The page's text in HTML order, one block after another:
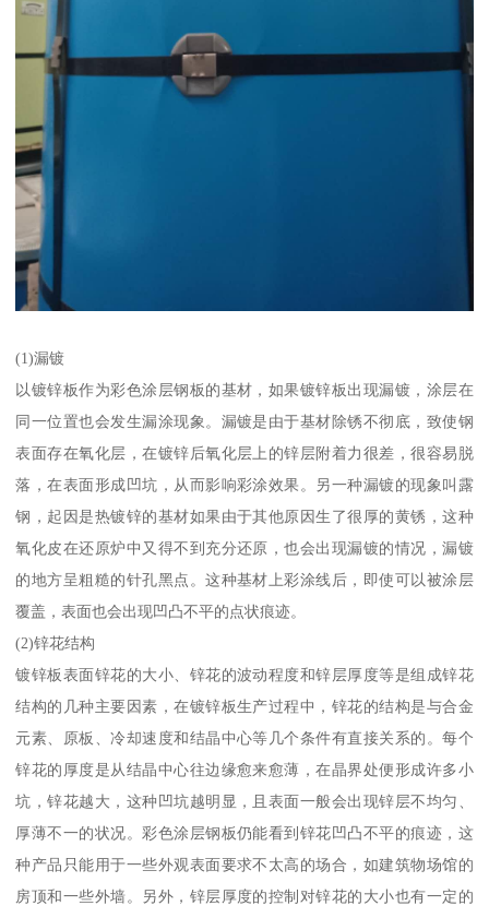
(1)漏镀
以镀锌板作为彩色涂层钢板的基材，如果镀锌板出现漏镀，涂层在
同一位置也会发生漏涂现象。漏镀是由于基材除锈不彻底，致使钢
表面存在氧化层，在镀锌后氧化层上的锌层附着力很差，很容易脱
落，在表面形成凹坑，从而影响彩涂效果。另一种漏镀的现象叫露
钢，起因是热镀锌的基材如果由于其他原因生了很厚的黄锈，这种
氧化皮在还原炉中又得不到充分还原，也会出现漏镀的情况，漏镀
的地方呈粗糙的针孔黑点。这种基材上彩涂线后，即使可以被涂层
覆盖，表面也会出现凹凸不平的点状痕迹。
(2)锌花结构
镀锌板表面锌花的大小、锌花的波动程度和锌层厚度等是组成锌花
结构的几种主要因素，在镀锌板生产过程中，锌花的结构是与合金
元素、原板、冷却速度和结晶中心等几个条件有直接关系的。每个
锌花的厚度是从结晶中心往边缘愈来愈薄，在晶界处便形成许多小
坑，锌花越大，这种凹坑越明显，且表面一般会出现锌层不均匀、
厚薄不一的状况。彩色涂层钢板仍能看到锌花凹凸不平的痕迹，这
种产品只能用于一些外观表面要求不太高的场合，如建筑物场馆的
房顶和一些外墙。另外，锌层厚度的控制对锌花的大小也有一定的